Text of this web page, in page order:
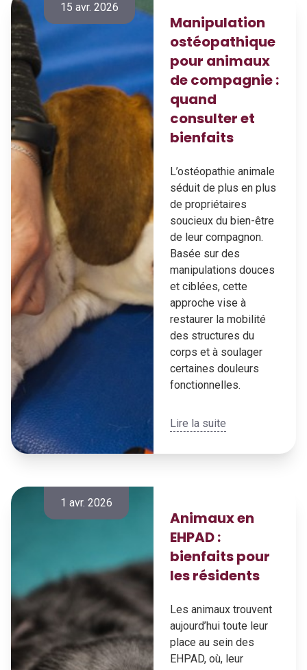
15 avr. 2026
Manipulation
ostéopathique
pour animaux
de compagnie :
quand
consulter et
bienfaits
L’ostéopathie animale
séduit de plus en plus
de propriétaires
soucieux du bien-être
de leur compagnon.
Basée sur des
manipulations douces
et ciblées, cette
approche vise à
restaurer la mobilité
des structures du
corps et à soulager
certaines douleurs
fonctionnelles.
Lire la suite
1 avr. 2026
Animaux en
EHPAD :
bienfaits pour
les résidents
Les animaux trouvent
aujourd’hui toute leur
place au sein des
EHPAD, où, leur